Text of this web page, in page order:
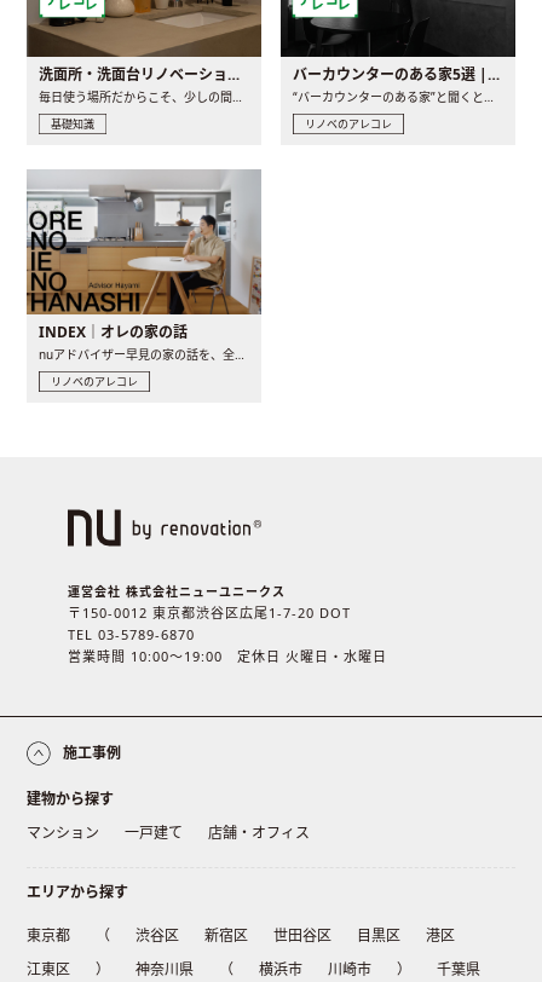
洗面所・洗面台リノベーションの事例と間取りアイデア
毎日使う場所だからこそ、少しの間取りの工夫や素材の選び方で..
基礎知識
バーカウンターのある家5選 | 日常に馴染む“距離の近い”キッチンとは
“バーカウンターのある家”と聞くと、少し特別な、大人のための..
リノベのアレコレ
INDEX｜オレの家の話
リノベのアレコレ
運営会社 株式会社ニューユニークス
〒150-0012 東京都渋谷区広尾1-7-20 DOT
TEL 03-5789-6870
営業時間 10:00〜19:00 定休日 火曜日・水曜日
施工事例
建物から探す
マンション
一戸建て 店舗・オフィス
エリアから探す
東京都 （ 渋谷区 新宿区 世田谷区 目黒区
港区
江東区
） 神奈川県 （ 横浜市 川崎市 ）
千葉県